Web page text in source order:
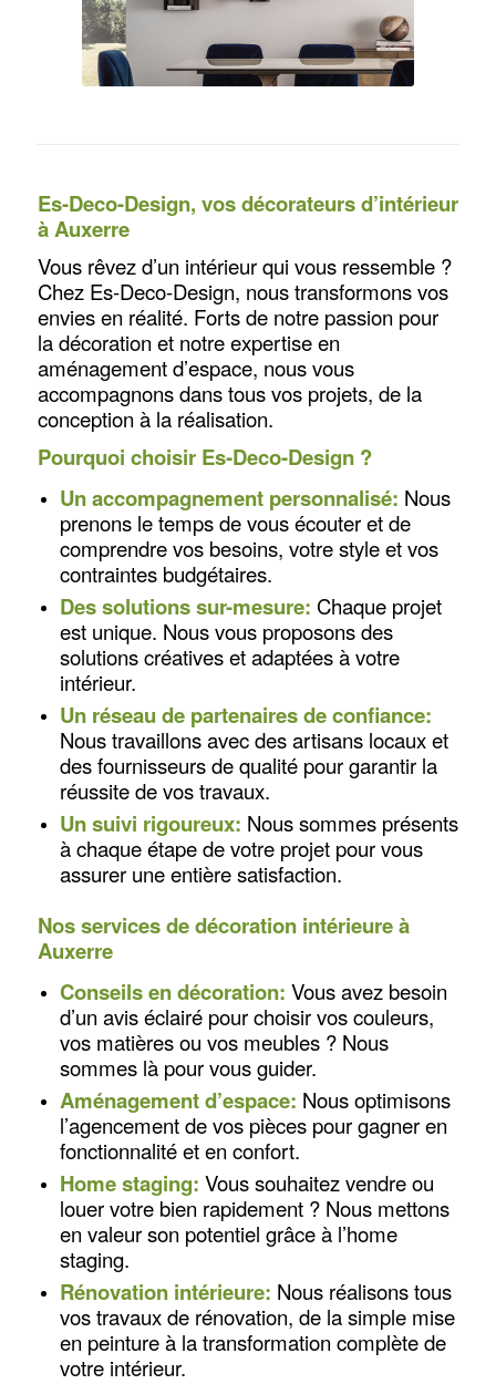
Es-Deco-Design, vosdécorateurs d’intérieur
à Auxerre
Vous rêvez d’un intérieur qui vous ressemble ?
Chez Es-Deco-Design, nous transformons vos
envies en réalité. Forts de notre passion pour
la décoration et notre expertise en
aménagement d’espace, nous vous
accompagnons dans tous vos projets, de la
conception à la réalisation.
Pourquoi choisir Es-Deco-Design ?
Un accompagnement personnalisé: Nous
prenons le temps de vous écouter et de
comprendre vos besoins, votre style et vos
contraintes budgétaires.
Des solutions sur-mesure: Chaque projet
est unique. Nous vous proposons des
solutions créatives et adaptées à votre
intérieur.
Un réseau de partenaires de confiance:
Nous travaillons avec des artisans locaux et
des fournisseurs de qualité pour garantir la
réussite de vos travaux.
Un suivi rigoureux: Nous sommes présents
à chaque étape de votre projet pour vous
assurer une entière satisfaction.
Nos services de décoration intérieure à
Auxerre
Conseils en décoration: Vous avez besoin
d’un avis éclairé pour choisir vos couleurs,
vos matières ou vos meubles ? Nous
sommes là pour vous guider.
Aménagement d’espace: Nous optimisons
l’agencement de vos pièces pour gagner en
fonctionnalité et en confort.
Home staging: Vous souhaitez vendre ou
louer votre bien rapidement ? Nous mettons
en valeur son potentiel grâce à l’home
staging.
Rénovation intérieure: Nous réalisons tous
vos travaux de rénovation, de la simple mise
en peinture à la transformation complète de
votre intérieur.